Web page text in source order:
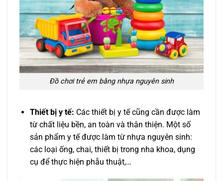
Đồ chơi trẻ em bằng nhựa nguyên sinh
Thiết bị y tế: Các thiết bị y tế cũng cần được làm
từ chất liệu bền, an toàn và thân thiện. Một số
sản phẩm y tế được làm từ nhựa nguyên sinh:
các loại ống, chai, thiết bị trong nha khoa, dụng
cụ để thực hiện phẫu thuật,…